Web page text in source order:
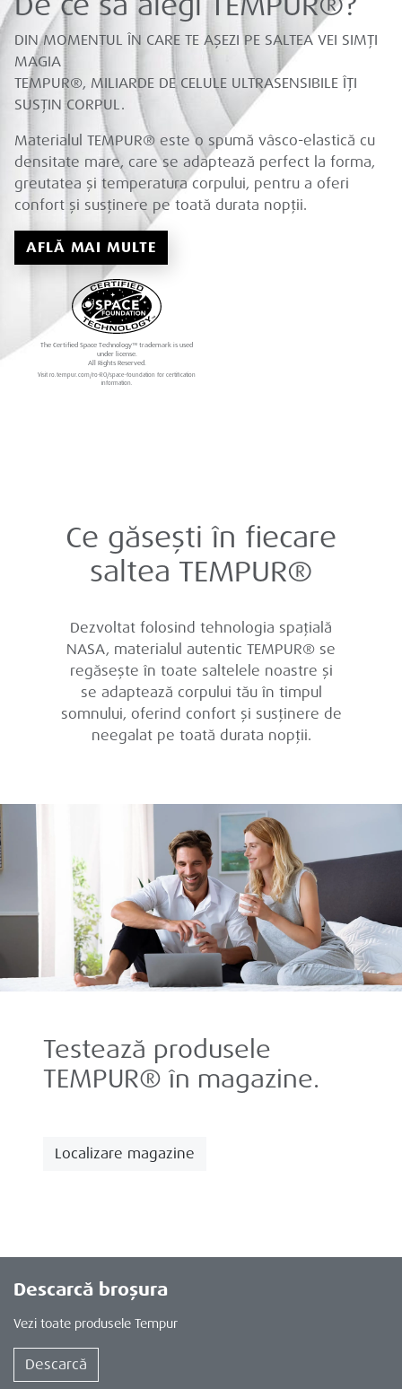
DIN MOMENTUL ÎN CARE TE AȘEZI PE SALTEA VEI SIMȚI
MAGIA
TEMPUR®, MILIARDE DE CELULE ULTRASENSIBILE ÎȚI
SUSȚIN CORPUL.
Materialul TEMPUR® este o spumă vâsco-elastică cu
densitate mare, care se adaptează perfect la forma,
greutatea și temperatura corpului, pentru a oferi
confort și susținere pe toată durata nopții.
AFLĂ MAI MULTE
The Certified Space Technology™ trademark is used
under license.
All Rights Reserved.
Visit ro.tempur.com/ro-RO/space-foundation for certification
information.
Ce găsești în fiecare
saltea TEMPUR®
Dezvoltat folosind tehnologia spațială
NASA, materialul autentic TEMPUR® se
regăsește în toate saltelele noastre și
se adaptează corpului tău în timpul
somnului, oferind confort și susținere de
neegalat pe toată durata nopții.
Testează produsele
TEMPUR® în magazine.
Localizare magazine
Descarcă broșura
Vezi toate produsele Tempur
Descarcă